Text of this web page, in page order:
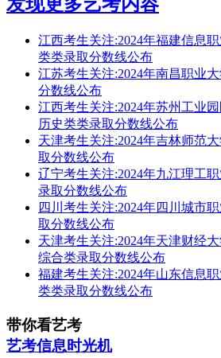
发现更多艺考内容
江西考生关注:2024年福建信息
类类录取分数线公布
江苏考生关注:2024年南昌职业
分数线公布
江西考生关注:2024年苏州工业
历史类类录取分数线公布
天津考生关注:2024年吉林师范
取分数线公布
辽宁考生关注:2024年九江理工
录取分数线公布
四川考生关注:2024年四川城市
取分数线公布
天津考生关注:2024年天津财经
综合类录取分数线公布
福建考生关注:2024年山东信息
类类录取分数线公布
带你看艺考
艺考信息时光机